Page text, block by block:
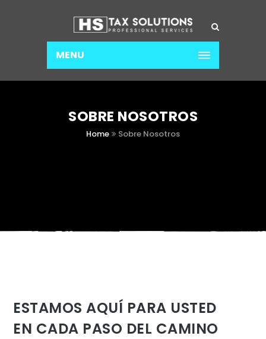
MENU
SOBRE NOSOTROS
Home Sobre Nosotros
ESTAMOS AQUÍ PARA USTED
EN CADA PASO DEL CAMINO